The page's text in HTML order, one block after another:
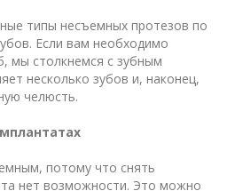
типы несъемных протезов по
Если вам необходимо
мы столкнемся с зубным
несколько зубов и, наконец,
челюсть.
потому что снять
нет возможности. Это можно